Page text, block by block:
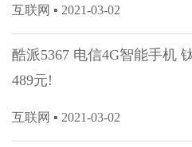
互联网 ▪ 2021-03-02
酷派5367 电信4G智能手机
489元!
互联网 ▪ 2021-03-02